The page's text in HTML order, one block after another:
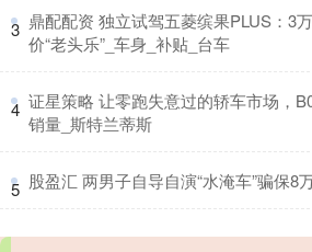
3 鼎配配资 独立试驾五菱缤果PLUS：3
价“老头乐”_车身_补贴_台车
4 证星策略 让零跑失意过的轿车市场，
销量_斯特兰蒂斯
5 股盈汇 两男子自导自演“水淹车”骗保